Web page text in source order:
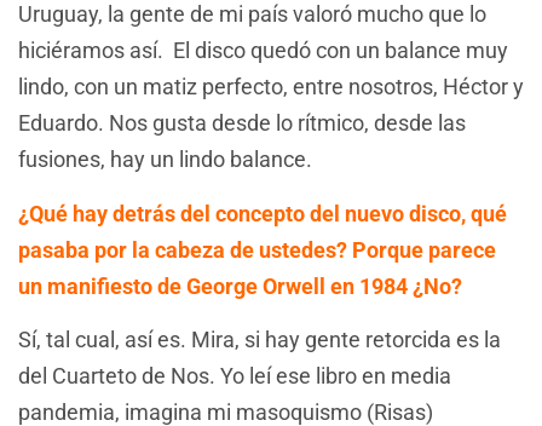
Uruguay, la gente de mi país valoró mucho que lo
hiciéramos así. El disco quedó con un balance muy
lindo, con un matiz perfecto, entre nosotros, Héctor y
Eduardo. Nos gusta desde lo rítmico, desde las
fusiones, hay un lindo balance.
¿Qué hay detrás del concepto del nuevo disco, qué
pasaba por la cabeza de ustedes? Porque parece
un manifiesto de George Orwell en 1984 ¿No?
Sí, tal cual, así es. Mira, si hay gente retorcida es la
del Cuarteto de Nos. Yo leí ese libro en media
pandemia, imagina mi masoquismo (Risas)